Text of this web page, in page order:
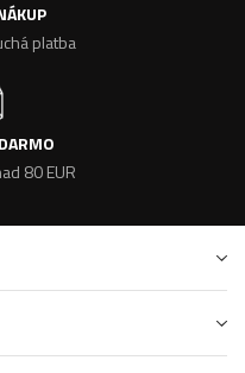
platba
80 EUR